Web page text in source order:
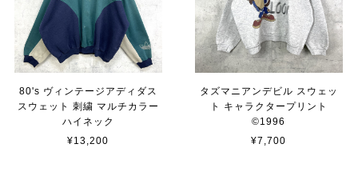
80's ヴィンテージアディダス
スウェット 刺繍 マルチカラー
ハイネック
¥13,200
タズマニアンデビル スウェッ
ト キャラクタープリント
©︎1996
¥7,700